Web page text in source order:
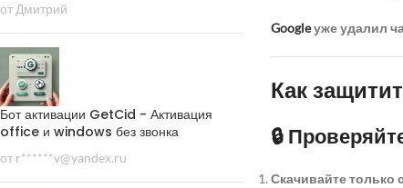
от Дмитрий
Бот активации GetCid - Активация
office и windows без звонка
от r******v@yandex.ru
Googleуже удалил
Как
🔒
Скачивайте